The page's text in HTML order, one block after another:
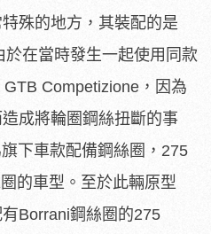
殊的地方，其裝配的是
在當時發生一起使用同款
Competizione，因為
成將輪圈鋼絲扭斷的事
下車款配備鋼絲圈，275
的車型。至於此輛原型
Borrani鋼絲圈的275